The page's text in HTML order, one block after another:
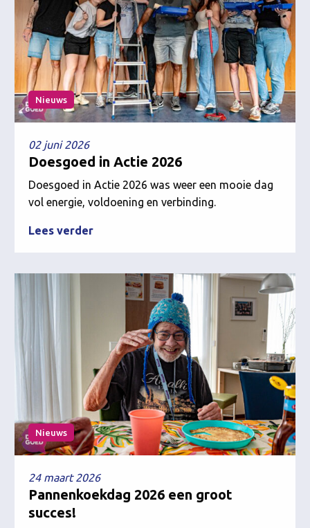
Nieuws
02 juni 2026
Doesgoed in Actie 2026
Doesgoed in Actie 2026 was weer een mooie dag
vol energie, voldoening en verbinding.
Lees verder
Nieuws
24 maart 2026
Pannenkoekdag 2026 een groot
succes!